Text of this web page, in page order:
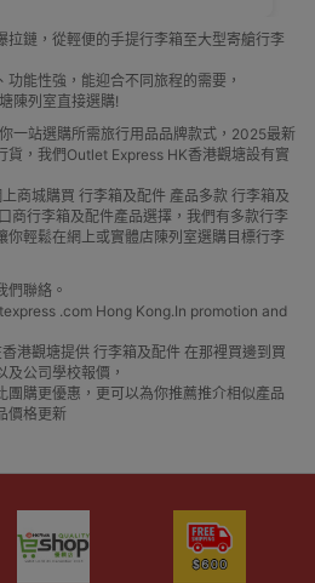
拉鏈，從輕便的手提行李箱至大型寄艙行李
能性強，能迎合不同旅程的需要，
陳列室直接選購!
一站選購所需旅行用品品牌款式，2025最新
貨，我們Outlet Express HK香港觀塘設有實
商城購買 行李箱及配件 產品多款 行李箱及
商行李箱及配件產品選擇，我們有多款行李
你輕鬆在網上或實體店陳列室選購目標行李
們聯絡。
.com Hong Kong.In promotion and
港觀塘提供 行李箱及配件 在那裡買邊到買
公司學校報價，
團購更優惠，更可以為你推薦推介相似產品
價格更新